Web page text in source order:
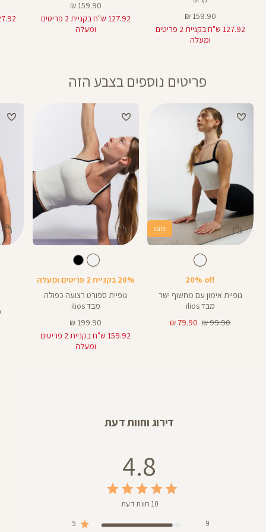
מחיר
מוצר
159.90 ₪
127.92 ש"ח בקניית 2 פריטים
ומעלה
מחיר
מוצר
159.90 ₪
127.92 ש"ח בקניית 2 פריטים
ומעלה
פריטים נוספים בצבע הזה
sale
צבעלבן
20% off
גופיית אימון עם מחשוף ישר
מבד ilios
מחיר
79.90 ₪
מחיר
99.90 ₪
צבע
לבן
20% בקניית 2 פריטים ומעלה
גופיית ספורט רצועה כפולה
מבד ilios
מחיר
מוצר
199.90 ₪
159.92 ש"ח בקניית 2 פריטים
ומעלה
דירוג וחוות דעת
4.8
10 חוות דעת
5
9